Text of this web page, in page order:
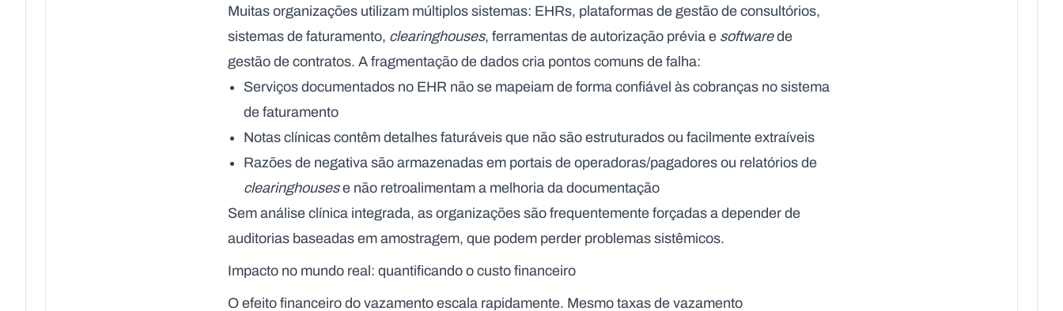
Muitas organizações utilizam múltiplos sistemas: EHRs, plataformas de gestão de consultórios,
sistemas de faturamento, clearinghouses, ferramentas de autorização prévia e softwarede
gestão de contratos. A fragmentação de dados cria pontos comuns de falha:
Serviços documentados no EHR não se mapeiam de forma confiável às cobranças no sistema
de faturamento
Notas clínicas contêm detalhes faturáveis que não são estruturados ou facilmente extraíveis
Razões de negativa são armazenadas em portais de operadoras/pagadores ou relatórios de
clearinghousese não retroalimentam a melhoria da documentação
Sem análise clínica integrada, as organizações são frequentemente forçadas a depender de
auditorias baseadas em amostragem, que podem perder problemas sistêmicos.
Impacto no mundo real: quantificando o custo financeiro
O efeito financeiro do vazamento escala rapidamente. Mesmo taxas de vazamento